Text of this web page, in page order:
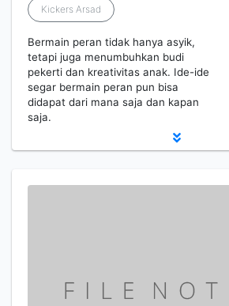
Kickers Arsad
Bermain peran tidak hanya asyik,
tetapi juga menumbuhkan budi
pekerti dan kreativitas anak. Ide-ide
segar bermain peran pun bisa
didapat dari mana saja dan kapan
saja.